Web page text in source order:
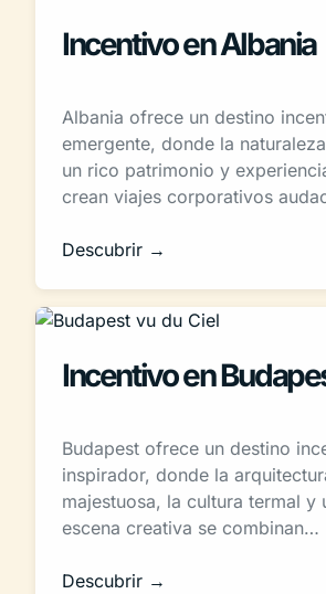
Incentivo en Albania
Albania ofrece un destino
emergente, donde la
un rico patrimonio y
crean viajes corporativos
Descubrir →
Incentivo en
Budapest ofrece un destino
inspirador, donde la
majestuosa, la cultura termal y
escena creativa se combinan…
Descubrir →